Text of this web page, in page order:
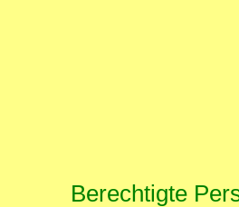
Berechtigte